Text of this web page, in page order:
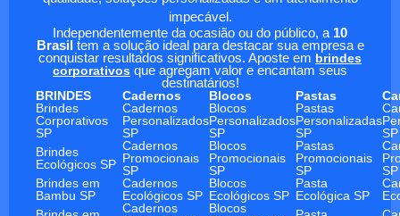
impecável.
Independentemente da ocasião ou do público, a 10
Brasil tem a solução ideal para destacar sua empresa e
conquistar resultados significativos. Aposte em brindes
corporativos que agregam valor e encantam seus
destinatários!
BRINDES
Cadernos Blocos Pastas
Brindes
Corporativos
SP
Cadernos
Personalizados
SP
Blocos
Personalizados
SP
Pastas
Personalizadas
SP
SP
Brindes
Ecológicos SP
Cadernos
Promocionais
SP
Blocos
Promocionais
SP
Pastas
Promocionais
SP
SP
Brindes em
Bambu SP
Cadernos
Ecológicos SP
Blocos
Ecológicos SP
Pasta
Ecológica SP
Cadernos
Blocos